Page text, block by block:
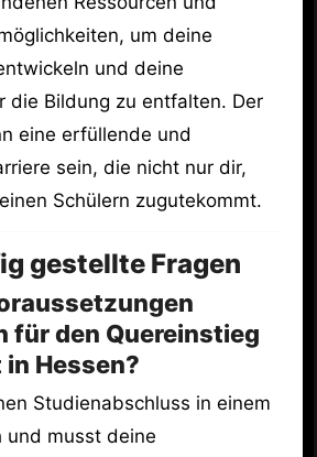
um deine
und deine
die Bildung zu entfalten. Der
eine erfüllende und
sein, die nicht nur dir,
Schülern zugutekommt.
gestellte Fragen
für den Quereinstieg
Hessen?
Studienabschluss in einem
und musst deine